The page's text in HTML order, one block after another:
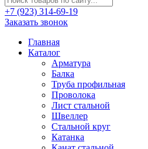
+7 (923) 314-69-19
Заказать звонок
Главная
Каталог
Арматура
Балка
Труба профильная
Проволока
Лист стальной
Швеллер
Стальной круг
Катанка